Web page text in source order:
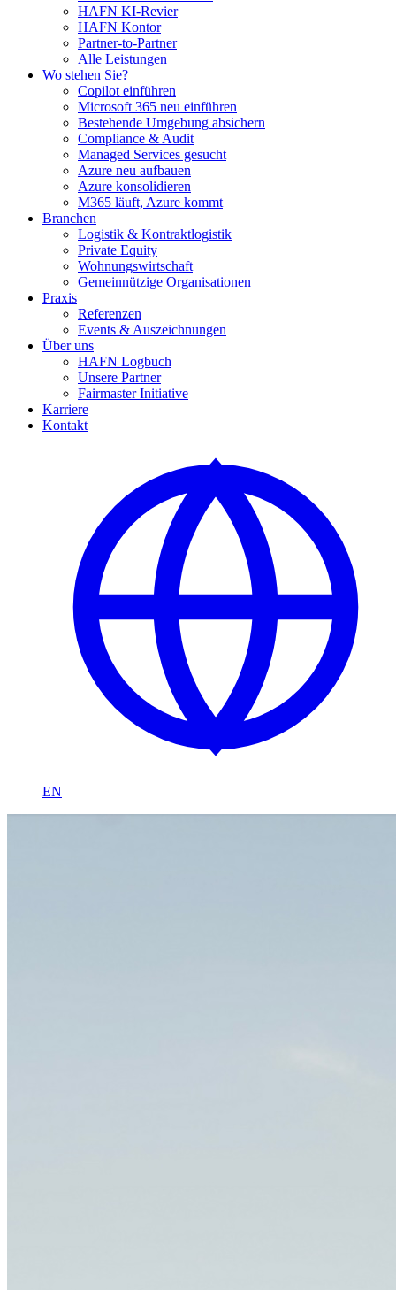
HAFN KI-Revier
HAFN Kontor
Partner-to-Partner
Alle Leistungen
Wo stehen Sie?
Copilot einführen
Microsoft 365 neu einführen
Bestehende Umgebung absichern
Compliance & Audit
Managed Services gesucht
Azure neu aufbauen
Azure konsolidieren
M365 läuft, Azure kommt
Branchen
Logistik & Kontraktlogistik
Private Equity
Wohnungswirtschaft
Gemeinnützige Organisationen
Praxis
Referenzen
Events & Auszeichnungen
Über uns
HAFN Logbuch
Unsere Partner
Fairmaster Initiative
Karriere
Kontakt
EN